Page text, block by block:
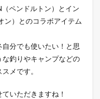
ペンドルトン）とイン
ン）とのコラボアイテム
分でも使いたい！と思
釣りやキャンプなどの
メです。
いただきますね！